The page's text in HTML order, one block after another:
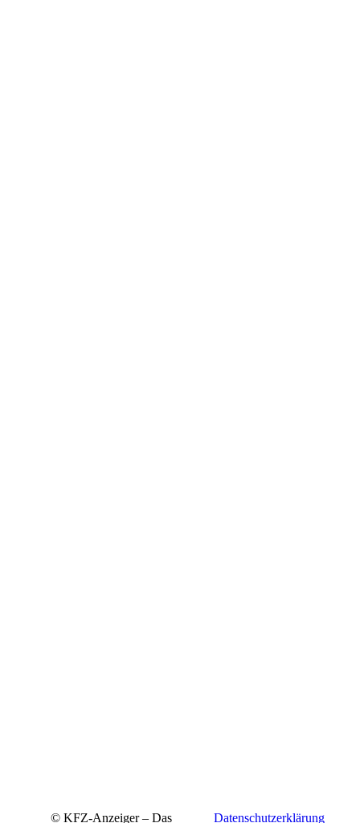
© KFZ-Anzeiger – Das Datenschutzerklärung